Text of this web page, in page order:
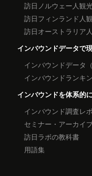
訪日ノルウェー人観
訪日フィンランド人
訪日オーストラリア
インバウンドデータで
インバウンドデータ
インバウンドランキ
インバウンドを体系的
インバウンド調査レ
セミナー・アーカイ
訪日ラボの教科書
用語集